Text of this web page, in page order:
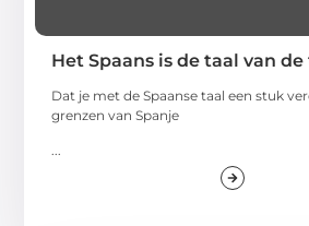
Het Spaans is de taal van
Dat je met de Spaanse taal een stuk
grenzen van Spanje
...